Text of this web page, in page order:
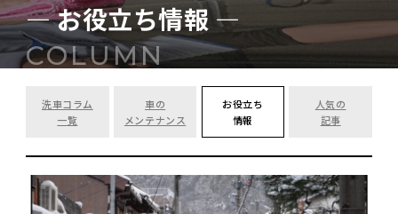
― お役立ち情報 ―
COLUMN
洗車コラム
一覧
車の
メンテナンス
お役立ち
情報
人気の
記事